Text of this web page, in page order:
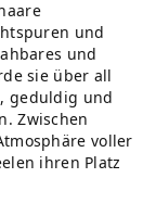
und
und
sie über all
geduldig und
Zwischen
voller
ihren Platz